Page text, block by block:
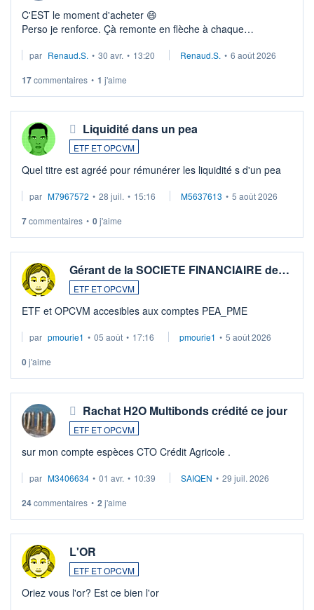
C'EST le moment d'acheter 😄​
Perso je renforce. Çà remonte en flèche à chaque
Investissement long terme tip top pour sa retraite.
par Renaud.S. • 30 avr. • 13:20 Renaud.S. • 6 août 2026
17commentaires • 1 j'aime
Liquidité dans un pea
ETF ET OPCVM
Quel titre est agréé pour rémunérer les liquidité s d'un pea
par M7967572 • 28 juil. • 15:16 M5637613 • 5 août 2026
7commentaires • 0j'aime
Gérant de la SOCIETE FINANCIAIRE de…
ETF ET OPCVM
ETF et OPCVM accesibles aux comptes PEA_PME
par pmourie1 • 05 août • 17:16 pmourie1 • 5 août 2026
0j'aime
Rachat H2O Multibonds crédité ce jour
ETF ET OPCVM
sur mon compte espèces CTO Crédit Agricole .
par M3406634 • 01 avr. • 10:39 SAIQEN • 29 juil. 2026
24commentaires • 2 j'aime
L'OR
ETF ET OPCVM
Oriez vous l'or? Est ce bien l'or